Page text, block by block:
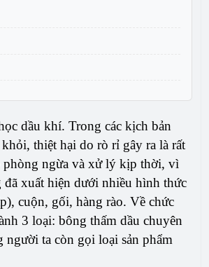
dầu khí. Trong các kịch bản
thiệt hại do rò rỉ gây ra là rất
phòng ngừa và xử lý kịp thời, vì
đã xuất hiện dưới nhiều hình thức
cuộn, gối, hàng rào. Về chức
3 loại: bông thấm dầu chuyên
ta còn gọi loại sản phẩm